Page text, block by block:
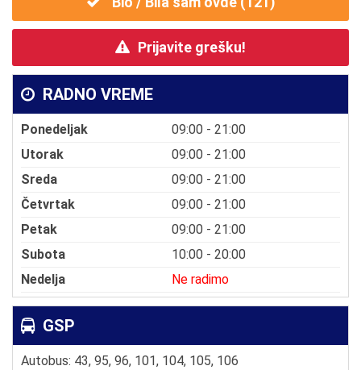
Prijavite grešku!
RADNO VREME
Ponedeljak
09:00 - 21:00
Utorak
09:00 - 21:00
Sreda
09:00 - 21:00
Četvrtak
09:00 - 21:00
Petak
09:00 - 21:00
Subota
10:00 - 20:00
Nedelja
Ne radimo
GSP
Autobus: 43, 95, 96, 101, 104, 105, 106